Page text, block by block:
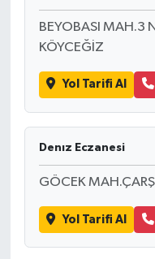
BEYOBASI MAH.3
KÖYCEĞİZ
Yol Tarifi Al
Denız Eczanesi
GÖCEK
Yol Tarifi Al